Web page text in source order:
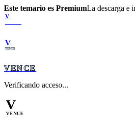
Este temario es PremiumLa descarga e
V
V
VENCE
VENCE
Verificando acceso...
V
VENCE